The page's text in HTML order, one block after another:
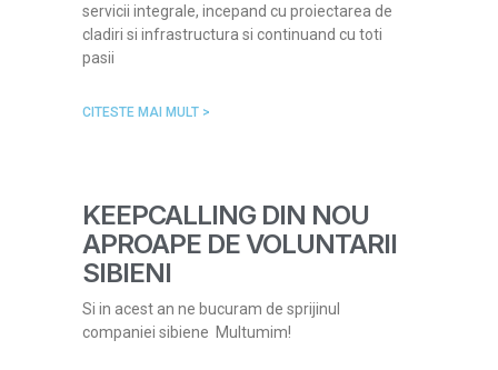
servicii integrale, incepand cu proiectarea de
cladiri si infrastructura si continuand cu toti
pasii
CITESTE MAI MULT >
KEEPCALLING DIN NOU
APROAPE DE VOLUNTARII
SIBIENI
Si in acest an ne bucuram de sprijinul
companiei sibiene Multumim!